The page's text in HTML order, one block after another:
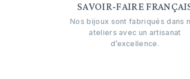
SAVOIR-FAIRE
Nos bijoux sont fabriqués dans
ateliers avec un artisanat
d’excellence.